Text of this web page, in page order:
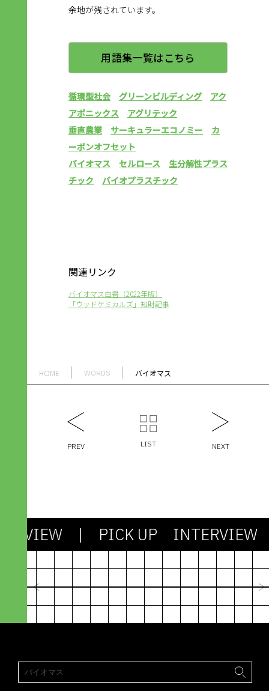
余地が残されています。
用語集一覧はこちら
循環型社会 グリーンビルディング
アク
アポニックス
アグリテック
垂直農業
サーキュラーエコノミー
カ
ーボンオフセット
バイオマス
セルロース
生分解性プラス
チック
バイオプラスチック
関連リンク
バイオマス白書（2022年版）
「ウッドケミカルズ」知財記事
HOME WORDS バイオマス
PREV LIST NEXT
| PICK UP INTERVIEW
社会も課題もシンプルじゃない。
剥き出しの「わからなさ」との対
2024.03.13
機能不全のシ
林篤志｜
paramita